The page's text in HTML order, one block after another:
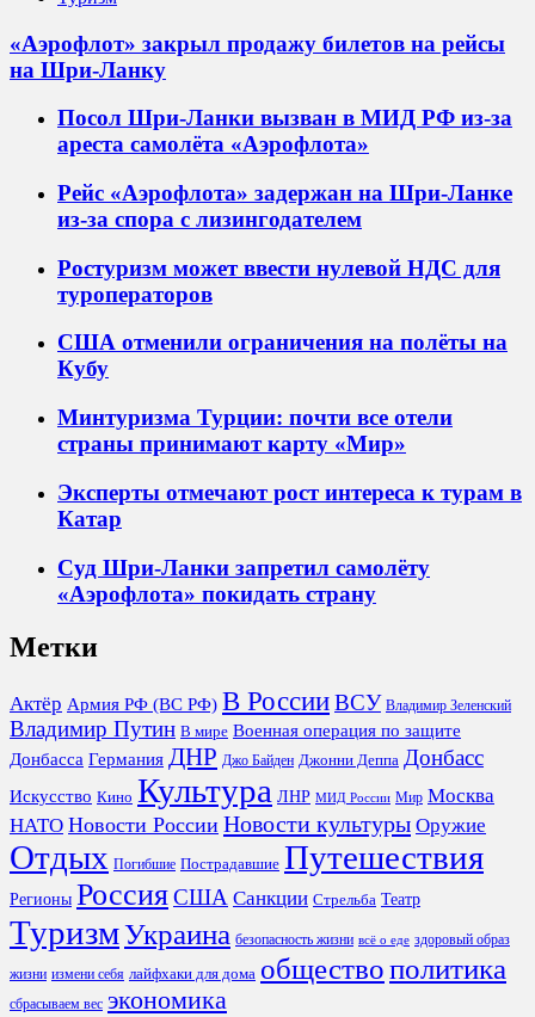
«Аэрофлот» закрыл продажу билетов на рейсы
на Шри-Ланку
Посол Шри-Ланки вызван в МИД РФ из-за
ареста самолёта «Аэрофлота»
Рейс «Аэрофлота» задержан на Шри-Ланке
из-за спора с лизингодателем
Ростуризм может ввести нулевой НДС для
туроператоров
США отменили ограничения на полёты на
Кубу
Минтуризма Турции: почти все отели
страны принимают карту «Мир»
Эксперты отмечают рост интереса к турам в
Катар
Суд Шри-Ланки запретил самолёту
«Аэрофлота» покидать страну
Метки
Актёр Армия РФ (ВС РФ) В РоссииВСУ Владимир Зеленский
Владимир Путин В мире Военная операция по защите
Донбасса Германия ДНР Джо Байден Джонни Деппа Донбасс
Искусство Кино Культура ЛНР МИД России Мир Москва
НАТО Новости России Новости культуры Оружие
Отдых Погибшие Пострадавшие Путешествия
Регионы Россия США Санкции Стрельба Театр
ТуризмУкраина безопасность жизни всё о еде здоровый образ
жизни измени себя лайфхаки для дома обществополитика
сбрасываем вес экономика